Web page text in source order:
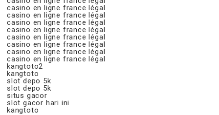
casino en ligne france légal
casino en ligne france légal
casino en ligne france légal
casino en ligne france légal
casino en ligne france légal
casino en ligne france légal
casino en ligne france légal
casino en ligne france légal
kangtoto2
kangtoto
slot depo 5k
slot depo 5k
situs gacor
slot gacor hari ini
kangtoto